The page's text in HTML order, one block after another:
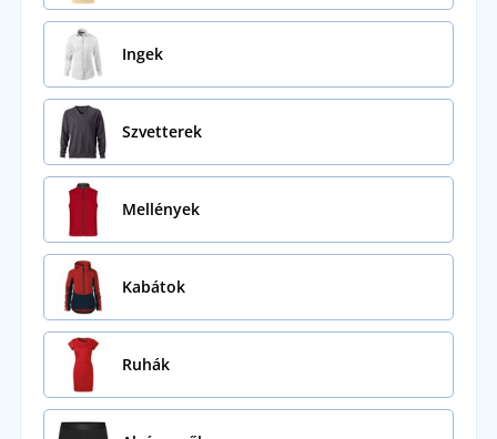
Ingek
Szvetterek
Mellények
Kabátok
Ruhák